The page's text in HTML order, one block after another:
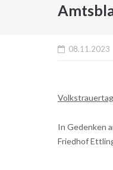
08.11.2023
In Gedenken
Friedhof